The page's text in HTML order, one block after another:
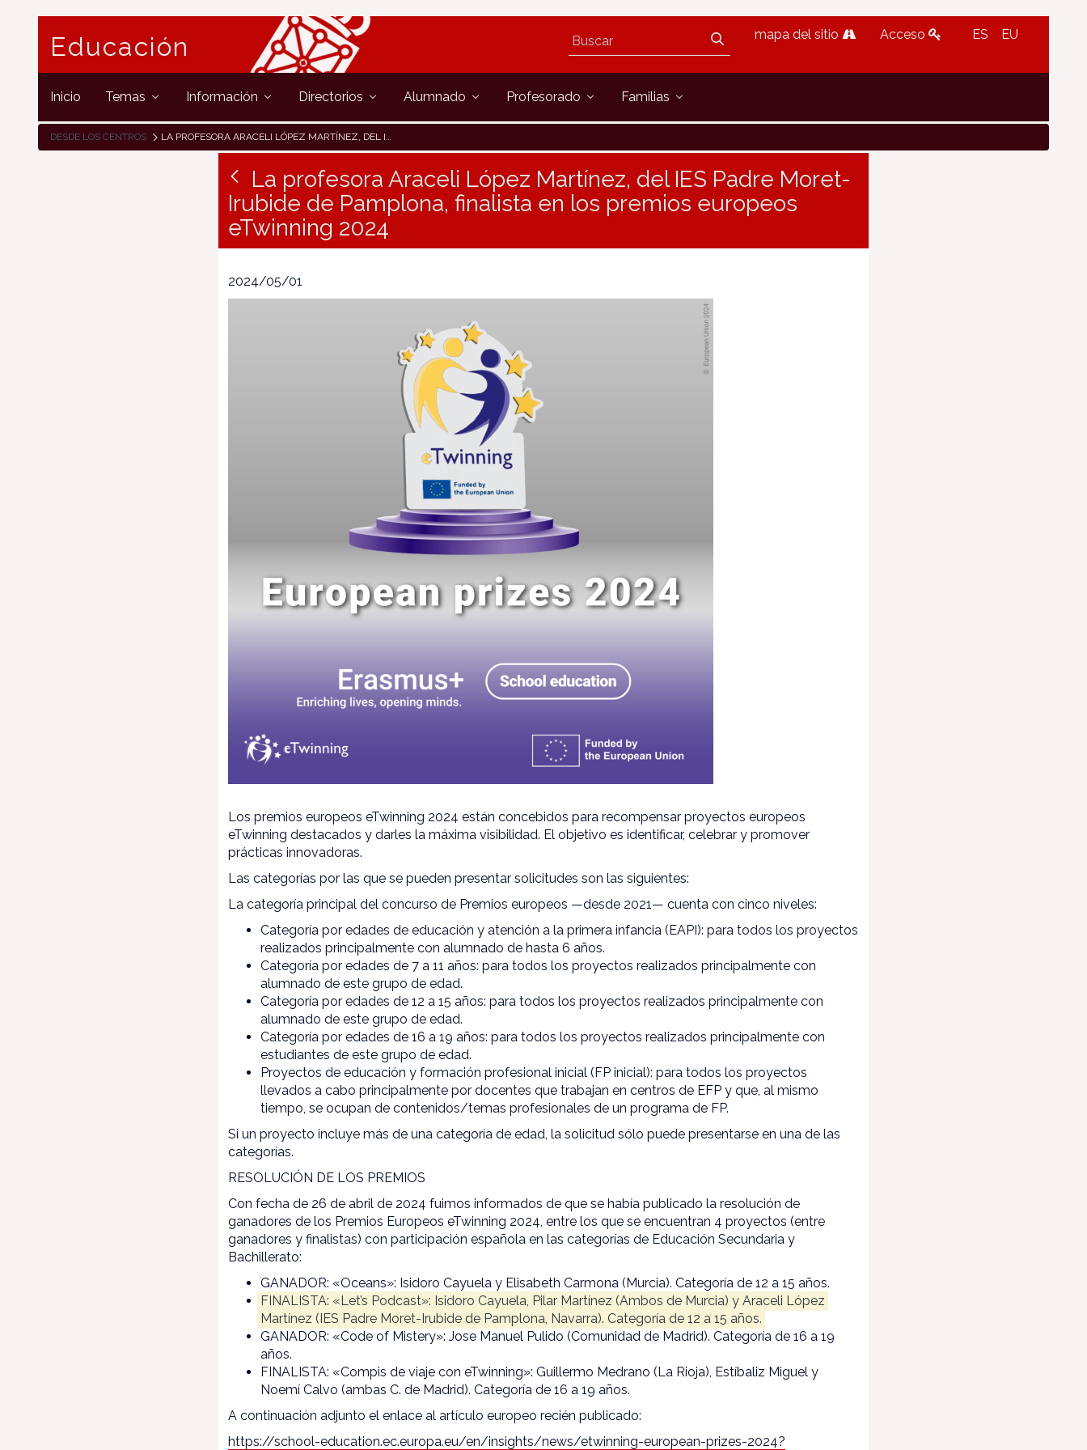
Educación mapa del sitio Acceso ES EU
Inicio Temas Información Directorios Alumnado Profesorado Familias
DESDE LOS CENTROS LA PROFESORA ARACELI LÓPEZ MARTÍNEZ, DEL IES PADRE MORET-IRUBIDE DE PAMPLONA, FINALISTA EN LOS PREMIOS EUROPEOS ETWINNING 2024
La profesora Araceli López Martínez, del IES Padre Moret-
Irubide de Pamplona, finalista en los premios europeos
eTwinning 2024
2024/05/01
Los premios europeos eTwinning 2024 están concebidos para recompensar proyectos europeos
eTwinning destacados y darles la máxima visibilidad. El objetivo es identificar, celebrar y promover
prácticas innovadoras.
Las categorías por las que se pueden presentar solicitudes son las siguientes:
La categoría principal del concurso de Premios europeos —desde 2021— cuenta con cinco niveles:
Categoría por edades de educación y atención a la primera infancia (EAPI): para todos los proyectos
realizados principalmente con alumnado de hasta 6 años.
Categoría por edades de 7 a 11 años: para todos los proyectos realizados principalmente con
alumnado de este grupo de edad.
Categoría por edades de 12 a 15 años: para todos los proyectos realizados principalmente con
alumnado de este grupo de edad.
Categoría por edades de 16 a 19 años: para todos los proyectos realizados principalmente con
estudiantes de este grupo de edad.
Proyectos de educación y formación profesional inicial (FP inicial): para todos los proyectos
llevados a cabo principalmente por docentes que trabajan en centros de EFP y que, al mismo
tiempo, se ocupan de contenidos/temas profesionales de un programa de FP.
Si un proyecto incluye más de una categoría de edad, la solicitud sólo puede presentarse en una de las
categorías.
RESOLUCIÓN DE LOS PREMIOS
Con fecha de 26 de abril de 2024 fuimos informados de que se había publicado la resolución de
ganadores de los Premios Europeos eTwinning 2024, entre los que se encuentran 4 proyectos (entre
ganadores y finalistas) con participación española en las categorías de Educación Secundaria y
Bachillerato:
GANADOR: «Oceans»: Isidoro Cayuela y Elisabeth Carmona (Murcia). Categoría de 12 a 15 años.
FINALISTA: «Let’s Podcast»: Isidoro Cayuela, Pilar Martínez (Ambos de Murcia) y Araceli López
Martínez (IES Padre Moret-Irubide de Pamplona, Navarra). Categoría de 12 a 15 años.
GANADOR: «Code of Mistery»: Jose Manuel Pulido (Comunidad de Madrid). Categoría de 16 a 19
años.
FINALISTA: «Compis de viaje con eTwinning»: Guillermo Medrano (La Rioja), Estíbaliz Miguel y
Noemí Calvo (ambas C. de Madrid). Categoría de 16 a 19 años.
A continuación adjunto el enlace al artículo europeo recién publicado:
https://school-education.ec.europa.eu/en/insights/news/etwinning-european-prizes-2024?